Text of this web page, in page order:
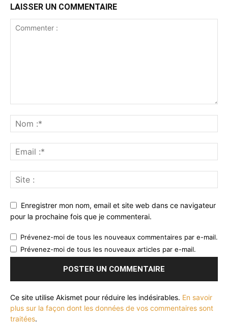
LAISSER UN COMMENTAIRE
Enregistrer mon nom, email et site web dans ce navigateur
pour la prochaine fois que je commenterai.
Prévenez-moi de tous les nouveaux commentaires par e-mail.
Prévenez-moi de tous les nouveaux articles par e-mail.
Ce site utilise Akismet pour réduire les indésirables. En savoir
plus sur la façon dont les données de vos commentaires sont
traitées.